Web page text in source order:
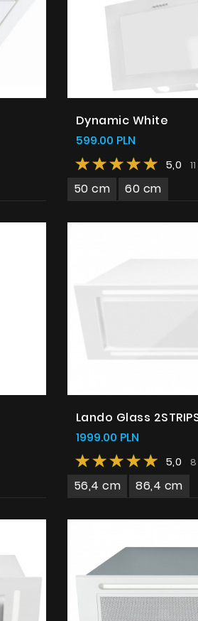
Strefa architekta
Wsparcie techniczne
Dynamic White
599.00 PLN
5,0
50 cm 60 cm
Lando Glass
1999.00 PLN
5,0
56,4 cm 86,4 cm